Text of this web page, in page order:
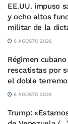
EE.UU. impuso
y ocho altos
militar de la
6 AGOSTO 2026
Régimen
rescatistas por
el doble
6 AGOSTO 2026
Trump: